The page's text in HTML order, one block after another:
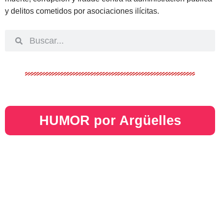
y delitos cometidos por asociaciones ilícitas.
HUMOR por Argüelles​